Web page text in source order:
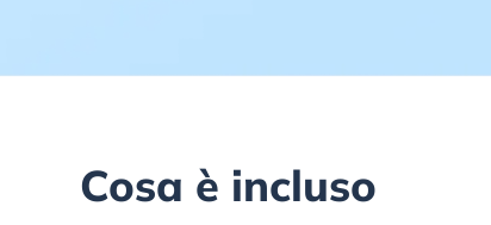
Cosa è incluso